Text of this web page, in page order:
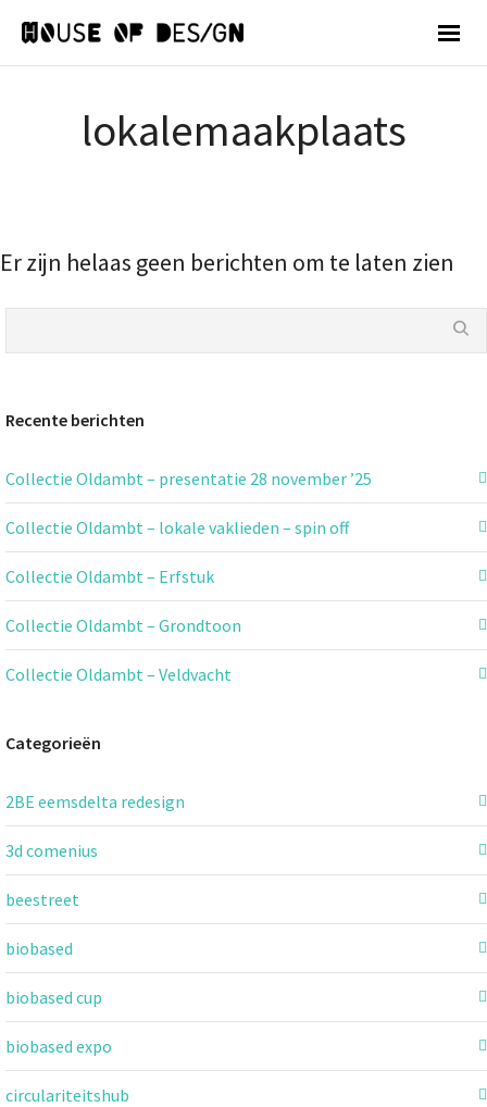
lokalemaakplaats
Er zijn helaas geen berichten om te laten zien
Recente berichten
Collectie Oldambt – presentatie 28 november ’25
Collectie Oldambt – lokale vaklieden – spin off
Collectie Oldambt – Erfstuk
Collectie Oldambt – Grondtoon
Collectie Oldambt – Veldvacht
Categorieën
2BE eemsdelta redesign
3d comenius
beestreet
biobased
biobased cup
biobased expo
circulariteitshub